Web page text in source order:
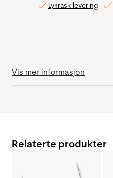
Lynrask levering
Vis mer informasjon
Relaterte produkter